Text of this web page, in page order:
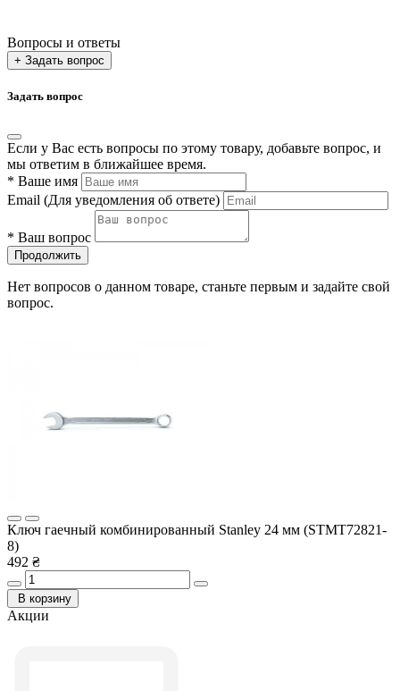
Вопросы и ответы
+ Задать вопрос
Задать вопрос
Если у Вас есть вопросы по этому товару, добавьте вопрос, и
мы ответим в ближайшее время.
* Ваше имя
Email (Для уведомления об ответе)
* Ваш вопрос
Продолжить
Нет вопросов о данном товаре, станьте первым и задайте свой
вопрос.
Ключ гаечный комбинированный Stanley 24 мм (STMT72821-
8)
492 ₴
В корзину
Акции